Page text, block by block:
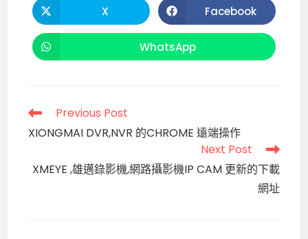
k Opens
in
a
X Opens
in
a
Facebook
Opens
in
WhatsApp
Read
articles
Previous Post
XIONGMAI DVR,NVR 的CHROME 遠端操作
Next Post
XMEYE ,雄邁錄影機,網路攝影機IP CAM 更新的下載
網址